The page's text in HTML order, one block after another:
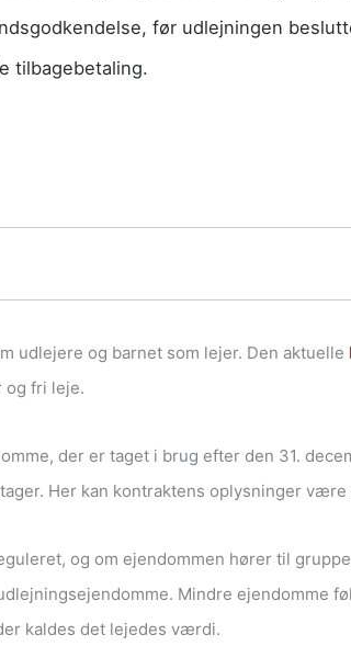
før udlejningen
tilbagebetaling.
udlejere og barnet som lejer. Den aktuelle
og fri leje.
der er taget i brug efter den 31.
Her kan kontraktens oplysninger være
og om ejendommen hører til
Mindre ejendomme
kaldes det lejedes værdi.